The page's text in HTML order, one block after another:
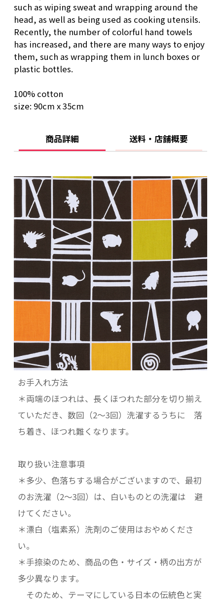
such as wiping sweat and wrapping around the
head, as well as being used as cooking utensils.
Recently, the number of colorful hand towels
has increased, and there are many ways to enjoy
them, such as wrapping them in lunch boxes or
plastic bottles.
100% cotton
size: 90cm x 35cm
商品詳細 送料・店舗概要
お手入れ方法
＊両端のほつれは、長くほつれた部分を切り揃え
ていただき、数回（2〜3回）洗濯するうちに 落
ち着き、ほつれ難くなります。
取り扱い注意事項
＊多少、色落ちする場合がございますので、最初
のお洗濯（2〜3回）は、白いものとの洗濯は 避
けてください。
＊漂白（塩素系）洗剤のご使用はおやめくださ
い。
＊手捺染のため、商品の色・サイズ・柄の出方が
多少異なります。
そのため、テーマにしている日本の伝統色と実